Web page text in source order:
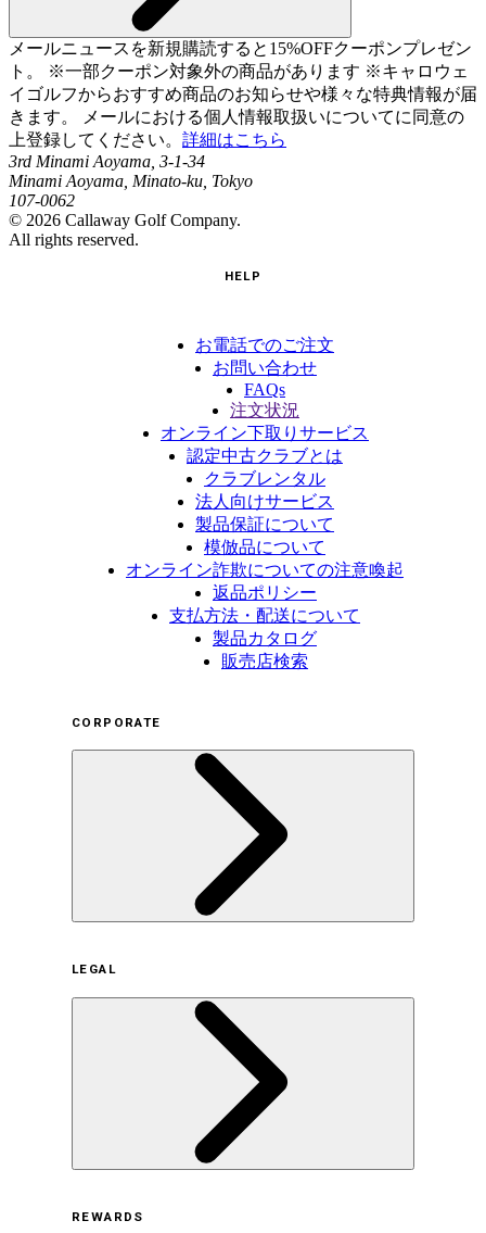
メールニュースを新規購読すると15%OFFクーポンプレゼン
ト。 ※一部クーポン対象外の商品があります ※キャロウェ
イゴルフからおすすめ商品のお知らせや様々な特典情報が届
きます。 メールにおける個人情報取扱いについてに同意の
上登録してください。 詳細はこちら
3rd Minami Aoyama, 3-1-34
Minami Aoyama, Minato-ku, Tokyo
107-0062
© 2026 Callaway Golf Company.
All rights reserved.
HELP
お電話でのご注文
お問い合わせ
FAQs
注文状況
オンライン下取りサービス
認定中古クラブとは
クラブレンタル
法人向けサービス
製品保証について
模倣品について
オンライン詐欺についての注意喚起
返品ポリシー
支払方法・配送について
製品カタログ
販売店検索
CORPORATE
サステナビリティの取り組み（日本）
サステナビリティの取り組み（米国/英語）
ヒストリー
採用情報
LEGAL
REWARDS